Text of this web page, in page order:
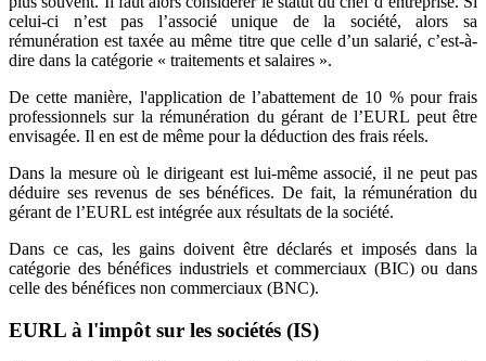
celui-ci n’est pas l’associé unique de la société, alors sa
rémunération est taxée au même titre que celle d’un salarié, c’est-à-
dire dans la catégorie « traitements et salaires ».
De cette manière, l'application de l’abattement de 10 % pour frais
professionnels sur la rémunération du gérant de l’EURL peut être
envisagée. Il en est de même pour la déduction des frais réels.
Dans la mesure où le dirigeant est lui-même associé, il ne peut pas
déduire ses revenus de ses bénéfices. De fait, la rémunération du
gérant de l’EURL est intégrée aux résultats de la société.
Dans ce cas, les gains doivent être déclarés et imposés dans la
catégorie des bénéfices industriels et commerciaux (BIC) ou dans
celle des bénéfices non commerciaux (BNC).
EURL à l'impôt sur les sociétés (IS)